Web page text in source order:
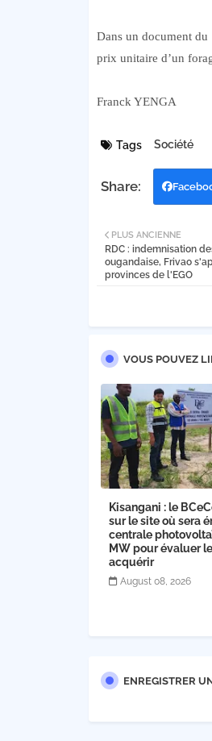
Dans un document
prix unitaire d’un
Franck YENGA
Tags Société
PLUS ANCIENNE
RDC : indemnisation
ougandaise, Frivao
provinces de l'EGO
VOUS POUVEZ
Kisangani : le
sur le site où sera
centrale
MW pour évaluer
acquérir
August 08, 2026
ENREGISTRER